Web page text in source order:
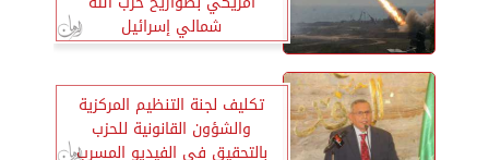
شمالي إسرائيل
تكليف لجنة التنظيم المركزية
والشؤون القانونية للحزب
بالتحقيق في الفيديو المسرب